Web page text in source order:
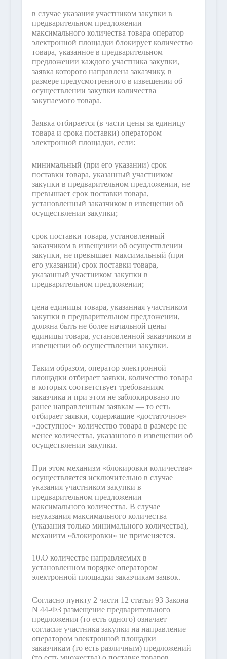
в случае указания участником закупки в
предварительном предложении
максимального количества товара оператор
электронной площадки блокирует количество
товара, указанное в предварительном
предложении каждого участника закупки,
заявка которого направлена заказчику, в
размере предусмотренного в извещении об
осуществлении закупки количества
закупаемого товара.
Заявка отбирается (в части цены за единицу
товара и срока поставки) оператором
электронной площадки, если:
минимальный (при его указании) срок
поставки товара, указанный участником
закупки в предварительном предложении, не
превышает срок поставки товара,
установленный заказчиком в извещении об
осуществлении закупки;
срок поставки товара, установленный
заказчиком в извещении об осуществлении
закупки, не превышает максимальный (при
его указании) срок поставки товара,
указанный участником закупки в
предварительном предложении;
цена единицы товара, указанная участником
закупки в предварительном предложении,
должна быть не более начальной цены
единицы товара, установленной заказчиком в
извещении об осуществлении закупки.
Таким образом, оператор электронной
площадки отбирает заявки, количество товара
в которых соответствует требованиям
заказчика и при этом не заблокировано по
ранее направленным заявкам — то есть
отбирает заявки, содержащие «достаточное»
«доступное» количество товара в размере не
менее количества, указанного в извещении об
осуществлении закупки.
При этом механизм «блокировки количества»
осуществляется исключительно в случае
указания участником закупки в
предварительном предложении
максимального количества. В случае
неуказания максимального количества
(указания только минимального количества),
механизм «блокировки» не применяется.
10.О количестве направляемых в
установленном порядке оператором
электронной площадки заказчикам заявок.
Согласно пункту 2 части 12 статьи 93 Закона
N 44-ФЗ размещение предварительного
предложения (то есть одного) означает
согласие участника закупки на направление
оператором электронной площадки
заказчикам (то есть различным) предложений